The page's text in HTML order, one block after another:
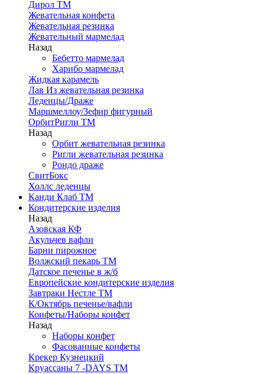
Дирол ТМ
Жевательная конфета
Жевательная резинка
Жевательный мармелад
Назад
Бебетто мармелад
Харибо мармелад
Жидкая карамель
Лав Из жевательная резинка
Леденцы/Драже
Маршмеллоу/Зефир фигурный
ОрбитРигли ТМ
Назад
Орбит жевательная резинка
Ригли жевательная резинка
Рондо драже
СвитБокс
Холлс леденцы
Канди Клаб ТМ
Кондитерские изделия
Назад
Азовская КФ
Акульчев вафли
Барни пирожное
Волжский пекарь ТМ
Датское печенье в ж/б
Европейские кондитерские изделия
Завтраки Нестле ТМ
К/Октябрь печенье/вафли
Конфеты/Наборы конфет
Назад
Наборы конфет
Фасованные конфеты
Крекер Кузнецкий
Круассаны 7 -DAYS ТМ